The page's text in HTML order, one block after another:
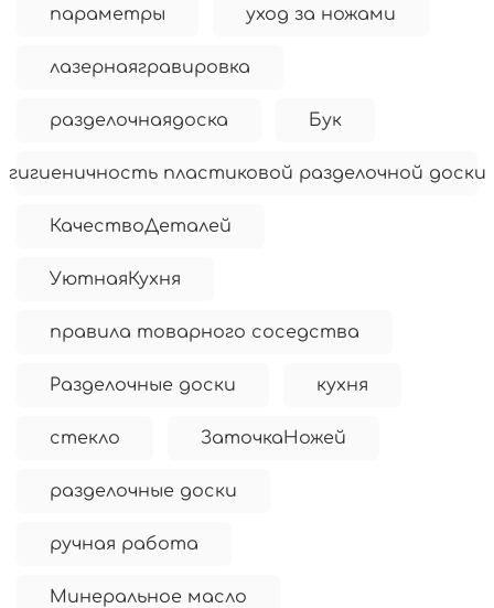
параметры уход за ножами
лазернаягравировка
разделочнаядоска Бук
гигиеничность пластиковой разделочной доски
КачествоДеталей
УютнаяКухня
правила товарного соседства
Разделочные доски кухня
стекло ЗаточкаНожей
разделочные доски
ручная работа
Минеральное масло